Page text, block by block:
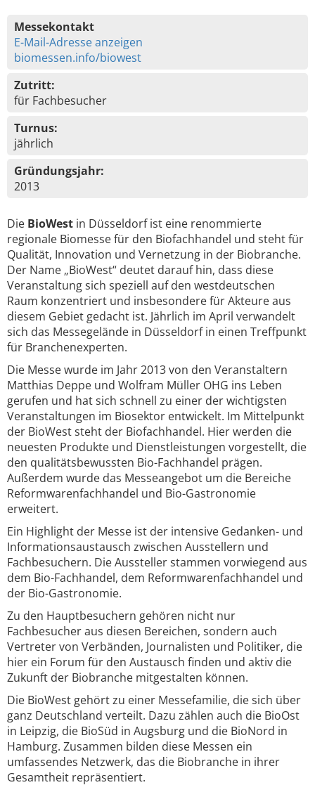
Messekontakt
E-Mail-Adresse anzeigen
biomessen.info/biowest
Zutritt:
für Fachbesucher
Turnus:
jährlich
Gründungsjahr:
2013
Die BioWest in Düsseldorf ist eine renommierte
regionale Biomesse für den Biofachhandel und steht für
Qualität, Innovation und Vernetzung in der Biobranche.
Der Name „BioWest“ deutet darauf hin, dass diese
Veranstaltung sich speziell auf den westdeutschen
Raum konzentriert und insbesondere für Akteure aus
diesem Gebiet gedacht ist. Jährlich im April verwandelt
sich das Messegelände in Düsseldorf in einen Treffpunkt
für Branchenexperten.
Die Messe wurde im Jahr 2013 von den Veranstaltern
Matthias Deppe und Wolfram Müller OHG ins Leben
gerufen und hat sich schnell zu einer der wichtigsten
Veranstaltungen im Biosektor entwickelt. Im Mittelpunkt
der BioWest steht der Biofachhandel. Hier werden die
neuesten Produkte und Dienstleistungen vorgestellt, die
den qualitätsbewussten Bio-Fachhandel prägen.
Außerdem wurde das Messeangebot um die Bereiche
Reformwarenfachhandel und Bio-Gastronomie
erweitert.
Ein Highlight der Messe ist der intensive Gedanken- und
Informationsaustausch zwischen Ausstellern und
Fachbesuchern. Die Aussteller stammen vorwiegend aus
dem Bio-Fachhandel, dem Reformwarenfachhandel und
der Bio-Gastronomie.
Zu den Hauptbesuchern gehören nicht nur
Fachbesucher aus diesen Bereichen, sondern auch
Vertreter von Verbänden, Journalisten und Politiker, die
hier ein Forum für den Austausch finden und aktiv die
Zukunft der Biobranche mitgestalten können.
Die BioWest gehört zu einer Messefamilie, die sich über
ganz Deutschland verteilt. Dazu zählen auch die BioOst
in Leipzig, die BioSüd in Augsburg und die BioNord in
Hamburg. Zusammen bilden diese Messen ein
umfassendes Netzwerk, das die Biobranche in ihrer
Gesamtheit repräsentiert.